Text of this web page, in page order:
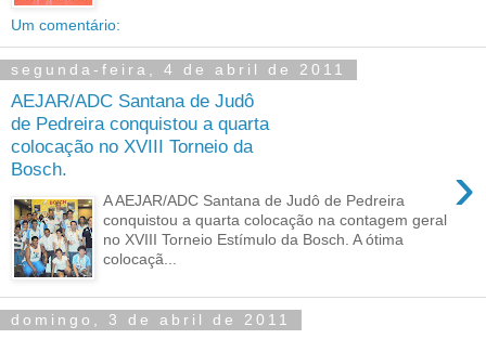
Um comentário:
segunda-feira, 4 de abril de 2011
AEJAR/ADC Santana de Judô
de Pedreira conquistou a quarta
colocação no XVIII Torneio da
Bosch.
›
A AEJAR/ADC Santana de Judô de Pedreira
conquistou a quarta colocação na contagem geral
no XVIII Torneio Estímulo da Bosch. A ótima
colocaçã...
domingo, 3 de abril de 2011